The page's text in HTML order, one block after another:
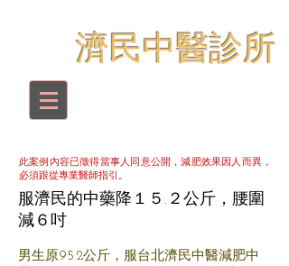
​濟民中醫診所
此案例內容已徵得當事人同意公開，減肥效果因人而異，
必須跟從專業醫師指引。
服濟民的中藥降１５.２公斤，腰圍
減６吋
男生原95.2公斤，服台北濟民中醫減肥中